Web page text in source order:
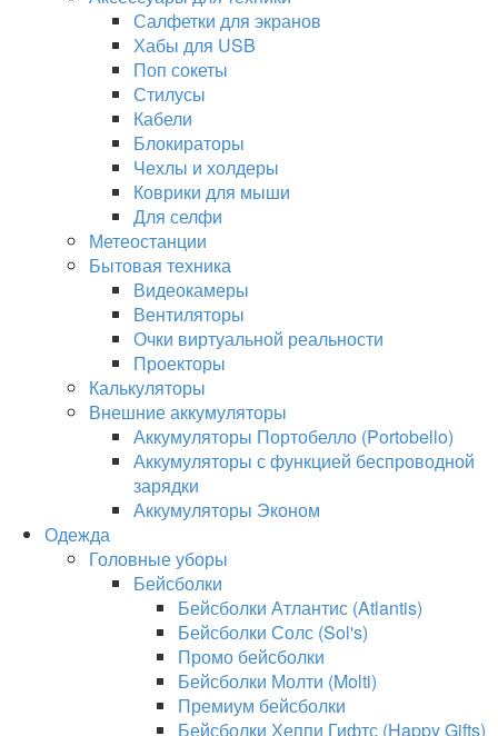
Салфетки для экранов
Хабы для USB
Поп сокеты
Стилусы
Кабели
Блокираторы
Чехлы и холдеры
Коврики для мыши
Для селфи
Метеостанции
Бытовая техника
Видеокамеры
Вентиляторы
Очки виртуальной реальности
Проекторы
Калькуляторы
Внешние аккумуляторы
Аккумуляторы Портобелло (Portobello)
Аккумуляторы с функцией беспроводной
зарядки
Аккумуляторы Эконом
Одежда
Головные уборы
Бейсболки
Бейсболки Атлантис (Atlantis)
Бейсболки Солс (Sol's)
Промо бейсболки
Бейсболки Молти (Molti)
Премиум бейсболки
Бейсболки Хеппи Гифтс (Happy Gifts)